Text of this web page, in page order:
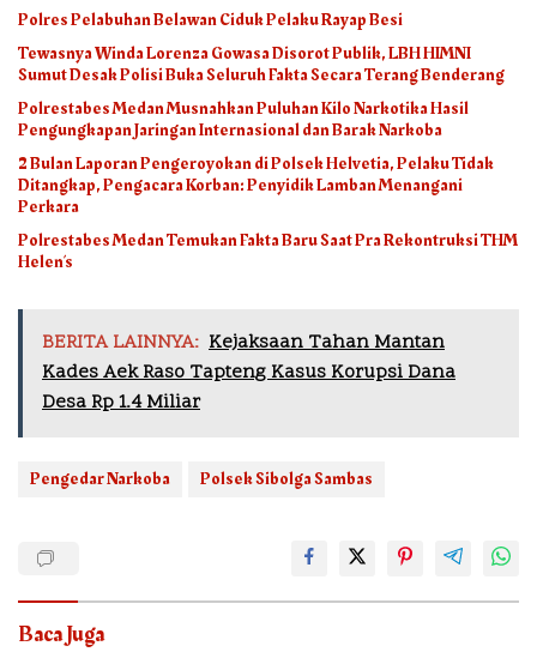
Polres Pelabuhan Belawan Ciduk Pelaku Rayap Besi
Tewasnya Winda Lorenza Gowasa Disorot Publik, LBH HIMNI
Sumut Desak Polisi Buka Seluruh Fakta Secara Terang Benderang
Polrestabes Medan Musnahkan Puluhan Kilo Narkotika Hasil
Pengungkapan Jaringan Internasional dan Barak Narkoba
2 Bulan Laporan Pengeroyokan di Polsek Helvetia, Pelaku Tidak
Ditangkap, Pengacara Korban: Penyidik Lamban Menangani
Perkara
Polrestabes Medan Temukan Fakta Baru Saat Pra Rekontruksi THM
Helen’s
BERITA LAINNYA: Kejaksaan Tahan Mantan
Kades Aek Raso Tapteng Kasus Korupsi Dana
Desa Rp 1.4 Miliar
Pengedar Narkoba Polsek Sibolga Sambas
Baca Juga